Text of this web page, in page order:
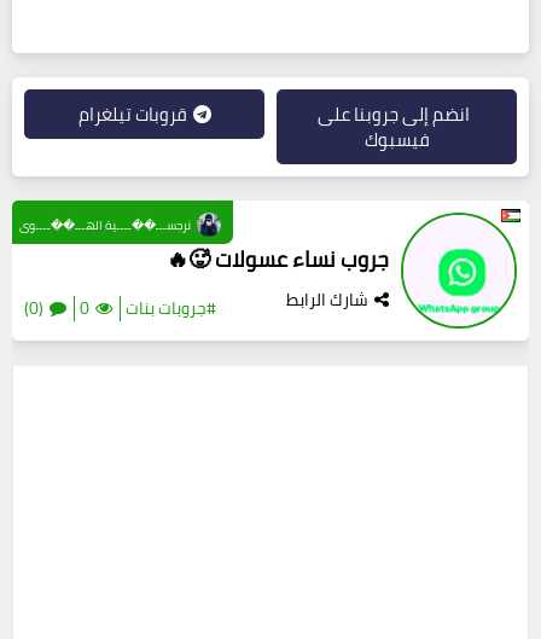
انضم إلى جروبنا على
فيسبوك
قروبات تيلغرام
جروب نساء عسولات 🥵🔥
شارك الرابط #جروبات بنات 0
(0)
نرجســـ��ــــية الهـــ��ــــوى